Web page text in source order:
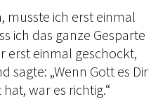
musste ich erst einmal
ich das ganze Gesparte
erst einmal geschockt,
sagte: „Wenn Gott es Dir
war es richtig.“